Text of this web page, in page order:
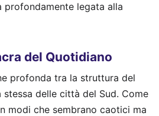
profondamente legata alla
del Quotidiano
profonda tra la struttura del
delle città del Sud. Come
modi che sembrano caotici ma